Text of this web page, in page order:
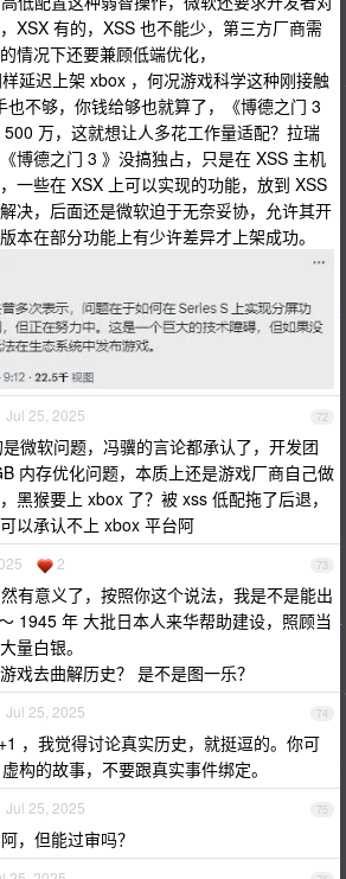
XSX 有的，XSS 也不能少，第三方厂商需
情况下还要兼顾低端优化，
样延迟上架 xbox ，何况游戏科学这种刚接触
也不够，你钱给够也就算了，《博德之门 3
万，这就想让人多花工作量适配？拉瑞
博德之门 3 》没搞独占，只是在 XSS 主机
一些在 XSX 上可以实现的功能，放到 XSS
决，后面还是微软迫于无奈妥协，允许其开
本在部分功能上有少许差异才上架成功。
72
Jul 25, 2025
微软问题，冯骥的言论都承认了，开发团
内存优化问题，本质上还是游戏厂商自己做
黑猴要上 xbox 了？被 xss 低配拖了后退，
以承认不上 xbox 平台阿
73
2
有意义了，按照你这个说法，我是不是能出
1945 年 大批日本人来华帮助建设，照顾当
量白银。
戏去曲解历史？ 是不是图一乐？
74
Jul 25, 2025
+1 ，我觉得讨论真实历史，就挺逗的。你可
构的故事，不要跟真实事件绑定。
75
Jul 25, 2025
，但能过审吗？